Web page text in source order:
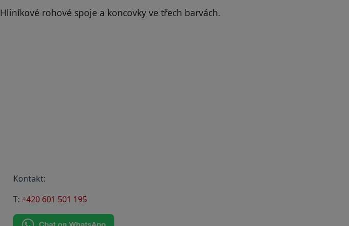
Hliníkové rohové spoje a koncovky ve třech barvách.
Kontakt:
T: +420 601 501 195